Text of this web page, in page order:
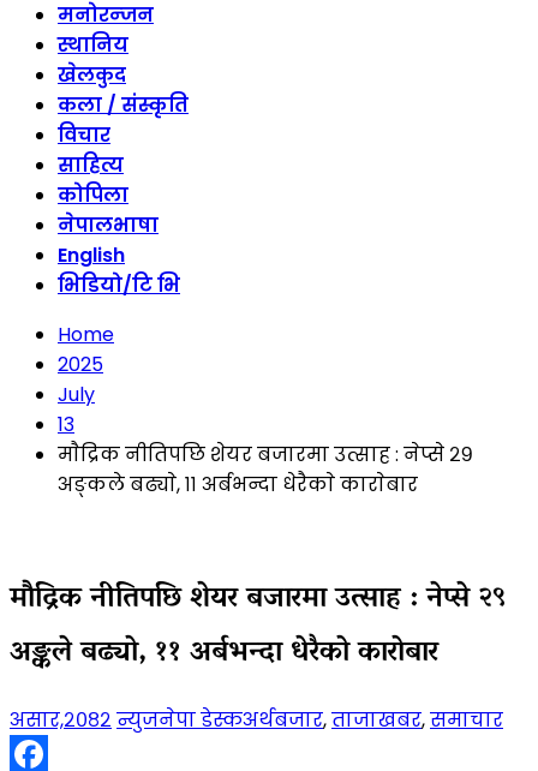
मनोरन्जन
स्थानिय
खेलकुद
कला / संस्कृति
विचार
साहित्य
कोपिला
नेपालभाषा
English
भिडियो/टि भि
Home
2025
July
13
माैद्रिक नीतिपछि शेयर बजारमा उत्साह : नेप्से २९
अङ्कले बढ्याे, ११ अर्बभन्दा धेरैकाे काराेबार
माैद्रिक नीतिपछि शेयर बजारमा उत्साह : नेप्से २९
अङ्कले बढ्याे, ११ अर्बभन्दा धेरैकाे काराेबार
असार,२०८२ न्युजनेपा डेस्कअर्थबजार,ताजाखबर,समाचार